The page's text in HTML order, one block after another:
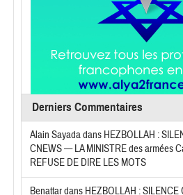
Derniers Commentaires
Alain Sayadadans HEZBOLLAH :
CNEWS — LA MINISTRE des armées
REFUSE DE DIRE LES MOTS
Benattardans HEZBOLLAH : SILENCE